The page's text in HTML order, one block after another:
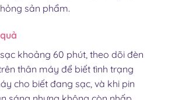
sản phẩm.
khoảng 60 phút, theo dõi đèn
thân máy để biết tình trạng
cho biết đang sạc, và khi pin